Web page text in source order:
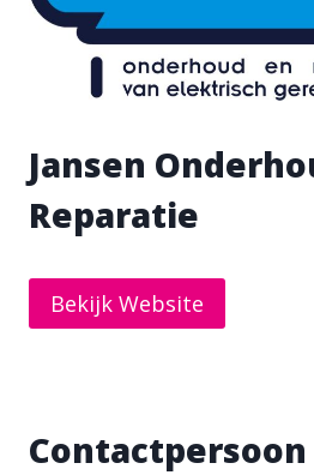
Jansen
Reparatie
Bekijk Website
Contactpersoon